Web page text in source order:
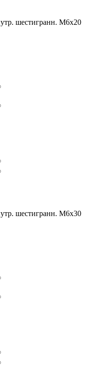
шестигранн. М6х20
шестигранн. М6х30